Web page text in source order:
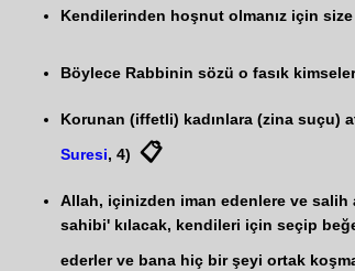
Kendilerinden hoşnut olmanız için
Böylece Rabbinin sözü o fasık
Korunan (iffetli) kadınlara (zina suçu)
Suresi, 4) 📋
Allah, içinizden iman edenlere ve
sahibi' kılacak, kendileri için seçip
ederler ve bana hiç bir şeyi ortak